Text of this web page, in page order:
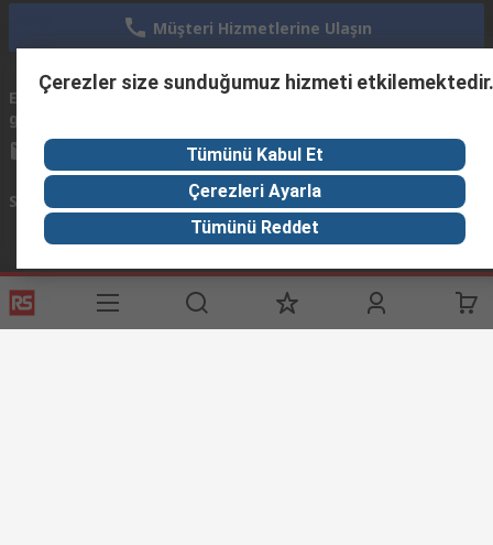
Müşteri Hizmetlerine Ulaşın
Email
gönderin
Mailerinize 24 saat içinde geri dönüş yapmaya
info@imeturkey.com
Sosyal Medyada Biz
Yardımcı Bağlantılar
Çerezler size sunduğumuz hizmeti etkilemektedir.
Tümünü Kabul Et
Çerezleri Ayarla
Tümünü Reddet